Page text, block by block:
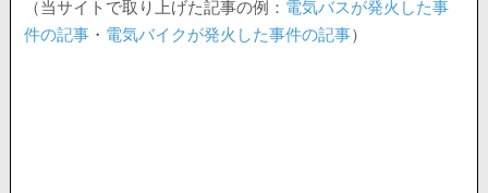
（当サイトで取り上げた記事の例： 電気バスが発火した事
件の記事 ・ 電気バイクが発火した事件の記事）